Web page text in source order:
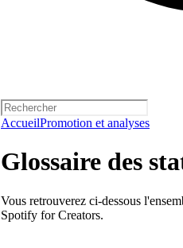
AccueilPromotion et analyses
Glossaire des
Vous retrouverez ci-dessous
Spotify for Creators.